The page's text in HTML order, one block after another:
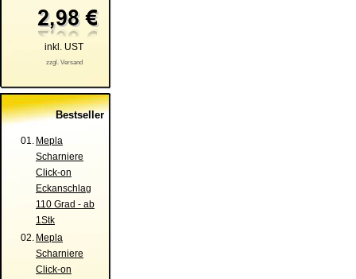
inkl. UST
zzgl. Versand
Bestseller
01. Mepla
Scharniere
Click-on
Eckanschlag
110 Grad - ab
1Stk
02. Mepla
Scharniere
Click-on